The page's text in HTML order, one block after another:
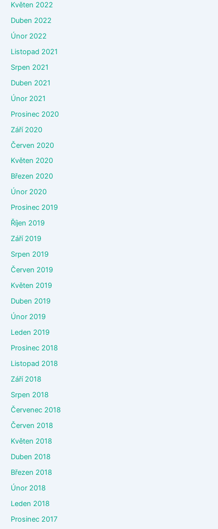
Květen 2022
Duben 2022
Únor 2022
Listopad 2021
Srpen 2021
Duben 2021
Únor 2021
Prosinec 2020
Září 2020
Červen 2020
Květen 2020
Březen 2020
Únor 2020
Prosinec 2019
Říjen 2019
Září 2019
Srpen 2019
Červen 2019
Květen 2019
Duben 2019
Únor 2019
Leden 2019
Prosinec 2018
Listopad 2018
Září 2018
Srpen 2018
Červenec 2018
Červen 2018
Květen 2018
Duben 2018
Březen 2018
Únor 2018
Leden 2018
Prosinec 2017